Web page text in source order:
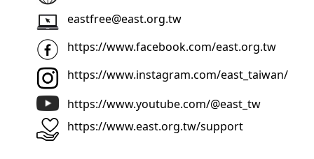
eastfree@east.org.tw
https://www.facebook.com/east.org.tw
https://www.instagram.com/east_taiwan/
https://www.youtube.com/@east_tw
https://www.east.org.tw/support